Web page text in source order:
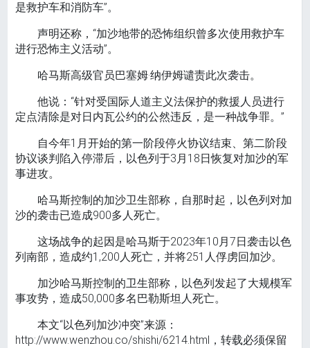
是救护车和消防车”。
声明还称，“加沙地带的恐怖组织曾多次使用救护车
进行恐怖主义活动”。
哈马斯高级官员巴塞姆·纳伊姆谴责此次袭击。
他说：“针对受国际人道主义法保护的救援人员进行
定点清除是对日内瓦公约的公然违反，是一种战争罪。”
自今年1月开始的第一阶段停火协议结束、第二阶段
协议谈判陷入停滞后，以色列于3月18日恢复对加沙的军
事进攻。
哈马斯控制的加沙卫生部称，自那时起，以色列对加
沙的袭击已造成900多人死亡。
这场战争的起因是哈马斯于2023年10月7日袭击以色
列南部，造成约1,200人死亡，并将251人俘虏回加沙。
加沙哈马斯控制的卫生部称，以色列发起了大规模军
事攻势，造成50,000多名巴勒斯坦人死亡。
本文“以色列加沙冲突”来源：
http://www.wenzhou.co/shishi/6214.html，转载必须保留